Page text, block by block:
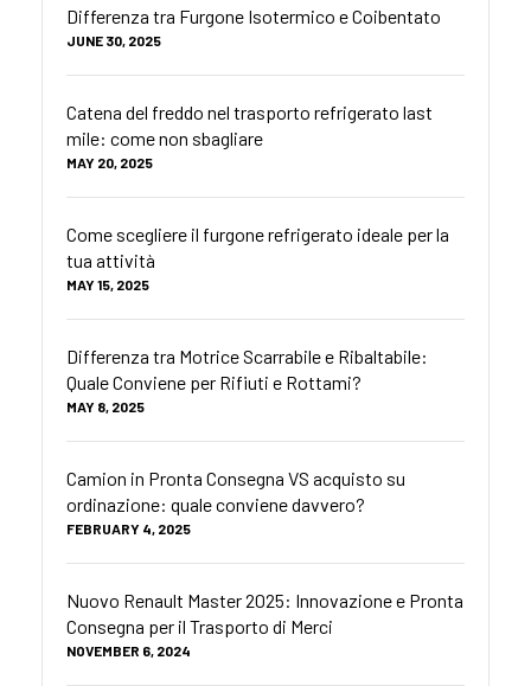
Differenza tra Furgone Isotermico e Coibentato
JUNE 30, 2025
Catena del freddo nel trasporto refrigerato last
mile: come non sbagliare
MAY 20, 2025
Come scegliere il furgone refrigerato ideale per la
tua attività
MAY 15, 2025
Differenza tra Motrice Scarrabile e Ribaltabile:
Quale Conviene per Rifiuti e Rottami?
MAY 8, 2025
Camion in Pronta Consegna VS acquisto su
ordinazione: quale conviene davvero?
FEBRUARY 4, 2025
Nuovo Renault Master 2025: Innovazione e Pronta
Consegna per il Trasporto di Merci
NOVEMBER 6, 2024